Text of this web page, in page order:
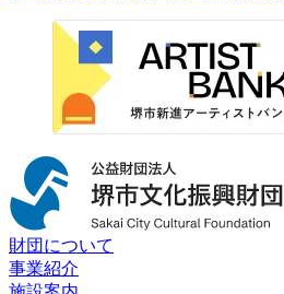
財団について
事業紹介